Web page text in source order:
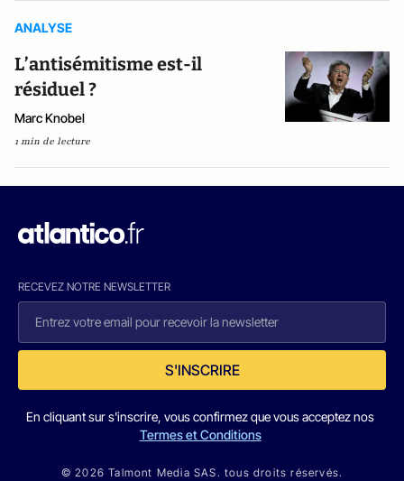
ANALYSE
L’antisémitisme est-il
résiduel ?
Marc Knobel
1 min de lecture
RECEVEZ NOTRE NEWSLETTER
S'INSCRIRE
En cliquant sur s'inscrire, vous confirmez que vous acceptez nos
Termes et Conditions
© 2026 Talmont Media SAS. tous droits réservés.